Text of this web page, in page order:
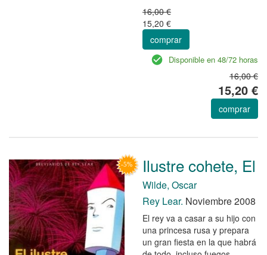
16,00 €
15,20 €
comprar
Disponible en 48/72 horas
16,00 €
15,20 €
comprar
Ilustre cohete, El
Wilde, Oscar
Rey Lear. Noviembre 2008
El rey va a casar a su hijo con
una princesa rusa y prepara
un gran fiesta en la que habrá